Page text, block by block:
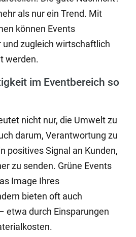
als nur ein Trend. Mit
können Events
zugleich wirtschaftlich
werden.
im Eventbereich so
nicht nur, die Umwelt zu
darum, Verantwortung zu
positives Signal an Kunden,
zu senden. Grüne Events
Image Ihres
bieten oft auch
etwa durch Einsparungen